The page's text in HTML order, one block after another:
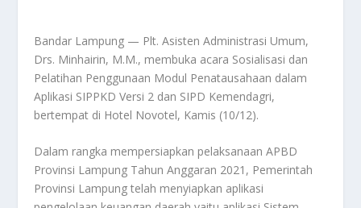
Bandar Lampung — Plt. Asisten Administrasi Umum,
Drs. Minhairin, M.M., membuka acara Sosialisasi dan
Pelatihan Penggunaan Modul Penatausahaan dalam
Aplikasi SIPPKD Versi 2 dan SIPD Kemendagri,
bertempat di Hotel Novotel, Kamis (10/12).
Dalam rangka mempersiapkan pelaksanaan APBD
Provinsi Lampung Tahun Anggaran 2021, Pemerintah
Provinsi Lampung telah menyiapkan aplikasi